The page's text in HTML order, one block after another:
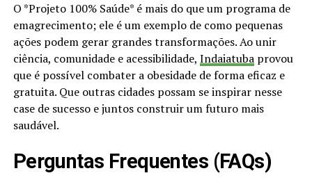
O *Projeto 100% Saúde* é mais do que um programa de
emagrecimento; ele é um exemplo de como pequenas
ações podem gerar grandes transformações. Ao unir
ciência, comunidade e acessibilidade, Indaiatubaprovou
que é possível combater a obesidade de forma eficaz e
gratuita. Que outras cidades possam se inspirar nesse
case de sucesso e juntos construir um futuro mais
saudável.
Perguntas Frequentes (FAQs)